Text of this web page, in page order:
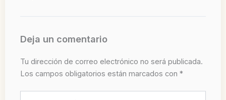
Deja un comentario
Tu dirección de correo electrónico no será publicada.
Los campos obligatorios están marcados con *